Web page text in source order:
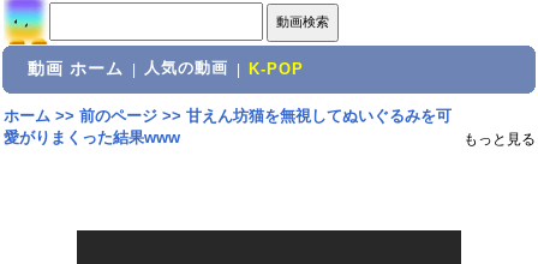
動画 ホーム 人気の動画 K-POP
ホーム>> 前のページ>> 甘えん坊猫を無視してぬいぐるみを可
愛がりまくった結果www
もっと見る